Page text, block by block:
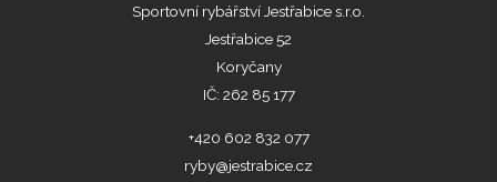
Sportovní rybářství Jestřabice s.r.o.
Jestřabice 52
Koryčany
IČ: 262 85 177
+420 602 832 077
ryby@jestrabice.cz